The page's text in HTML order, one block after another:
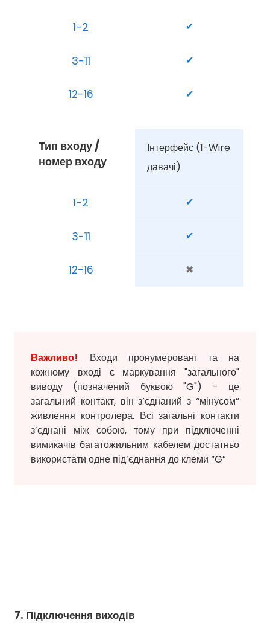
1-2 ✔
3-11 ✔
12-16 ✔
Тип входу /
номер входу
Інтерфейс (1-Wire
давачі)
1-2 ✔
3-11 ✔
12-16 ✖
Важливо! Входи пронумеровані та на
кожному вході є маркування "загального"
виводу (позначений буквою "G") - це
загальний контакт, він з’єднаний з “мінусом”
живлення контролера. Всі загальні контакти
з’єднані між собою, тому при підключенні
вимикачів багатожильним кабелем достатньо
використати одне під’єднання до клеми “G”
7. Підключення виходів